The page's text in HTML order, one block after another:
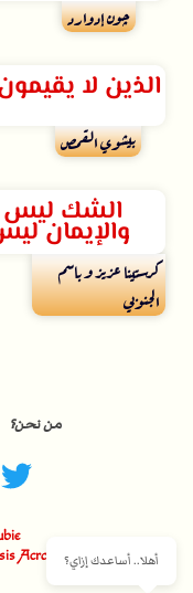
چون إدوارد
الذين لا
بيشوي القمص
الشك ليس
والإيمان
كرستينا عزيز و باسم
الجنوبي
Across Borders
من نحن؟
أهلا.. أساعدك إزاي؟